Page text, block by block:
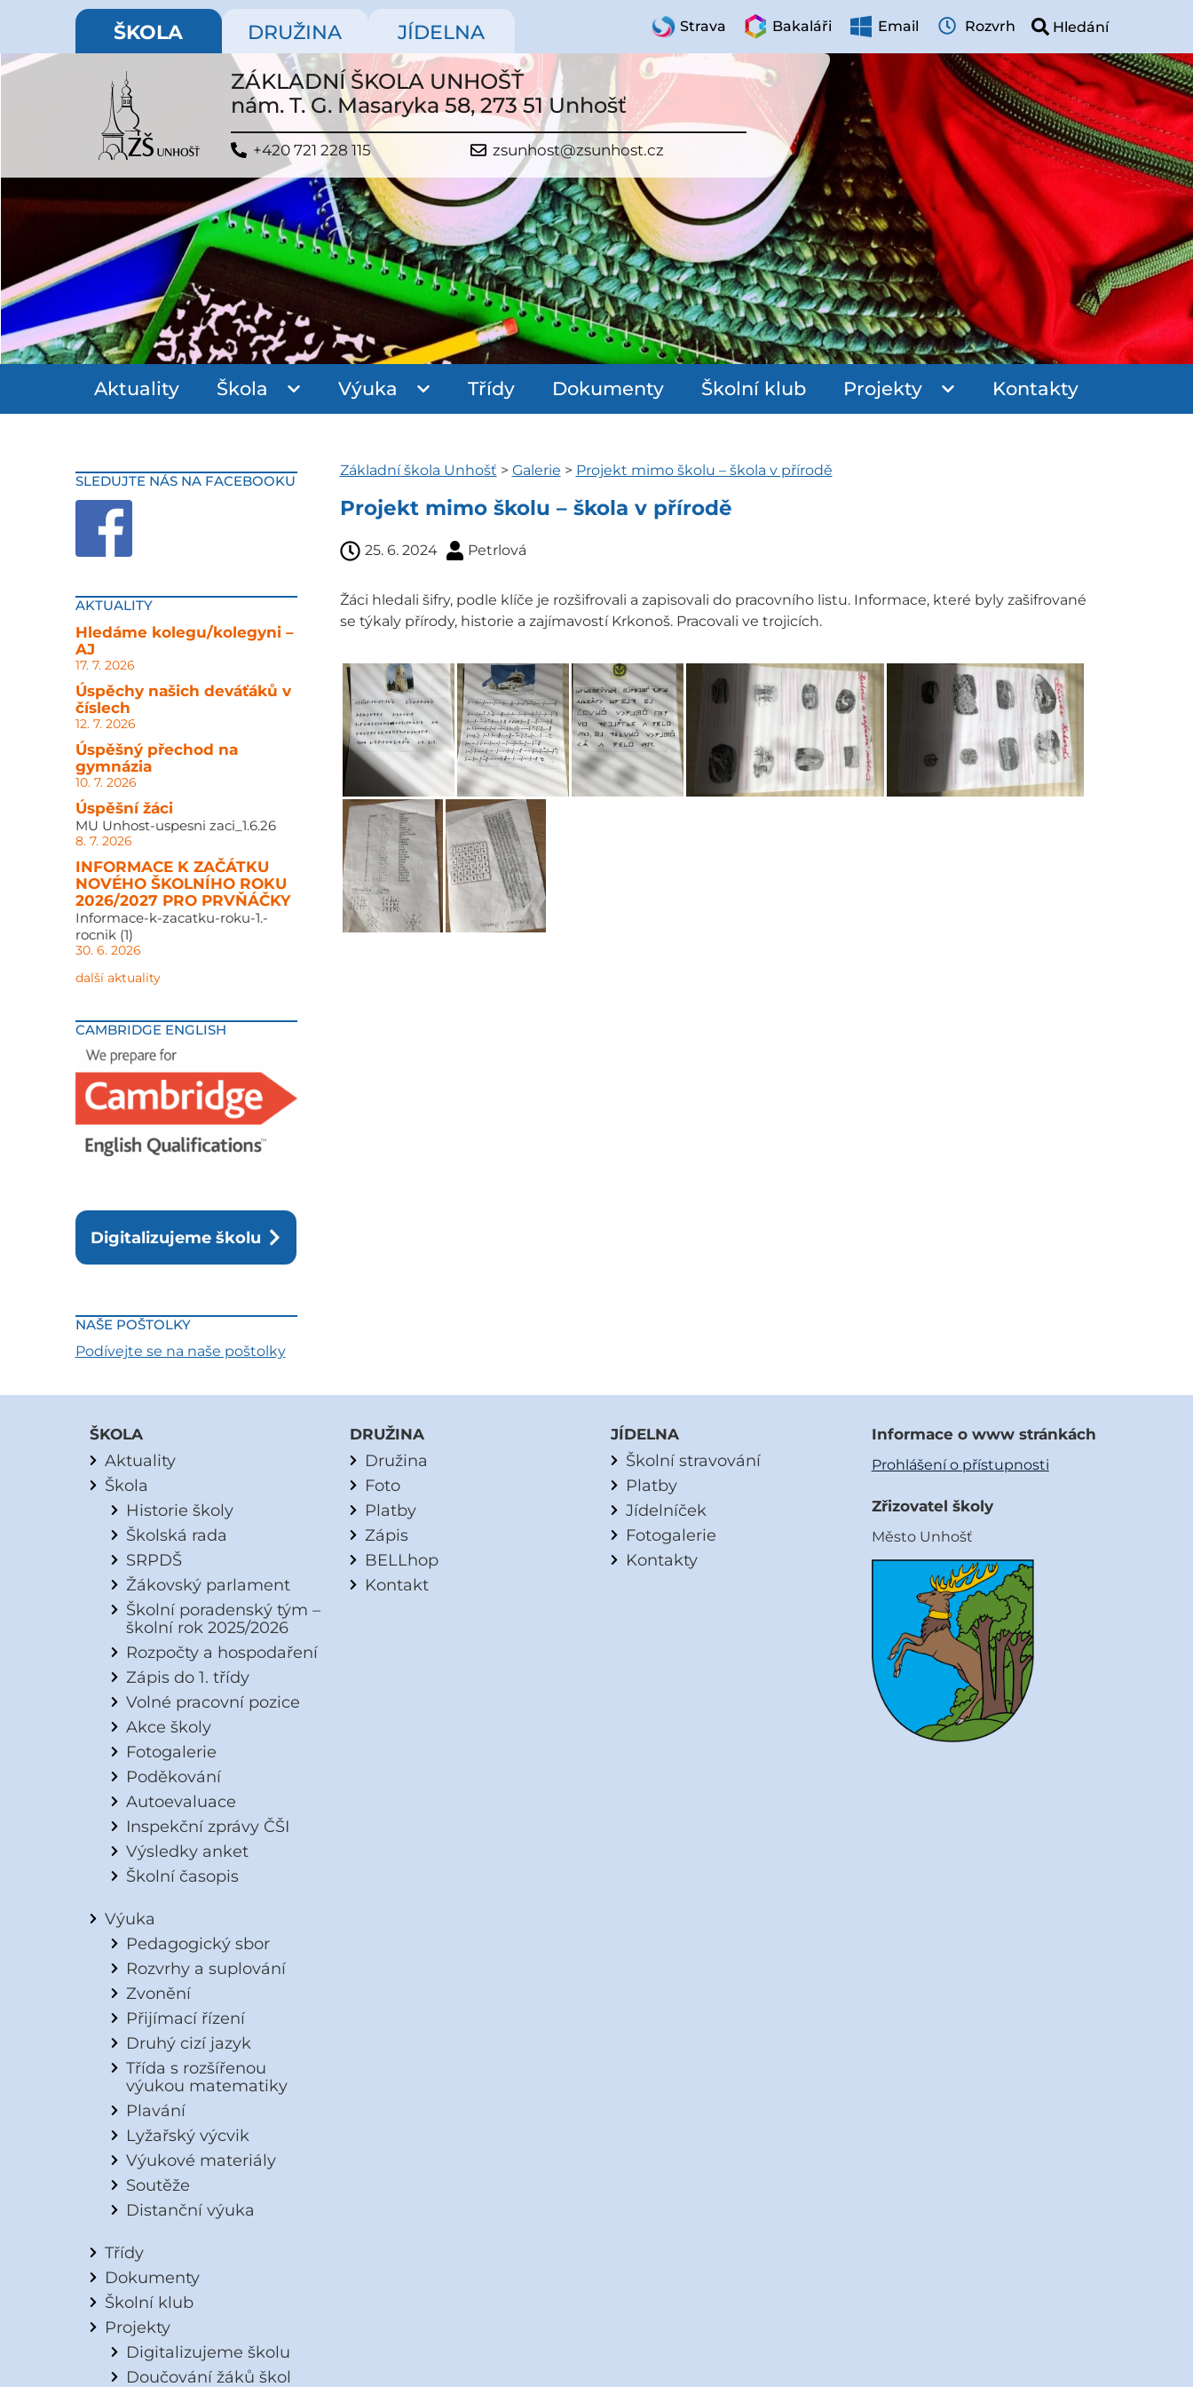
ŠKOLA DRUŽINA JÍDELNA Strava Bakaláři Email Rozvrh
ZÁKLADNÍ ŠKOLA UNHOŠŤ
nám. T. G. Masaryka 58, 273 51 Unhošť
+420 721 228 115 zsunhost@zsunhost.cz
Aktuality Škola Výuka Třídy Dokumenty Školní klub Projekty Kontakty
SLEDUJTE NÁS NA FACEBOOKU
AKTUALITY
Hledáme kolegu/kolegyni –
AJ
17. 7. 2026
Úspěchy našich deváťáků v
číslech
12. 7. 2026
Úspěšný přechod na
gymnázia
10. 7. 2026
Úspěšní žáci
MU Unhost-uspesni zaci_1.6.26
8. 7. 2026
INFORMACE K ZAČÁTKU
NOVÉHO ŠKOLNÍHO ROKU
2026/2027 PRO PRVŇÁČKY
Informace-k-zacatku-roku-1.-
rocnik (1)
30. 6. 2026
další aktuality
CAMBRIDGE ENGLISH
Digitalizujeme školu
NAŠE POŠTOLKY
Podívejte se na naše poštolky
Základní škola Unhošť > Galerie > Projekt mimo školu – škola v přírodě
Projekt mimo školu – škola v přírodě
25. 6. 2024 Petrlová
Žáci hledali šifry, podle klíče je rozšifrovali a zapisovali do pracovního listu. Informace, které byly zašifrované
se týkaly přírody, historie a zajímavostí Krkonoš. Pracovali ve trojicích.
ŠKOLA
Aktuality
Škola
Historie školy
Školská rada
SRPDŠ
Žákovský parlament
Školní poradenský tým –
školní rok 2025/2026
Rozpočty a hospodaření
Zápis do 1. třídy
Volné pracovní pozice
Akce školy
Fotogalerie
Poděkování
Autoevaluace
Inspekční zprávy ČŠI
Výsledky anket
Školní časopis
Výuka
Pedagogický sbor
Rozvrhy a suplování
Zvonění
Přijímací řízení
Druhý cizí jazyk
Třída s rozšířenou
výukou matematiky
Plavání
Lyžařský výcvik
Výukové materiály
Soutěže
Distanční výuka
Třídy
Dokumenty
Školní klub
Projekty
Digitalizujeme školu
Doučování žáků škol
DRUŽINA
Družina
Foto
Platby
Zápis
BELLhop
Kontakt
JÍDELNA
Školní stravování
Platby
Jídelníček
Fotogalerie
Kontakty
Informace o www stránkách
Prohlášení o přístupnosti
Zřizovatel školy
Město Unhošť